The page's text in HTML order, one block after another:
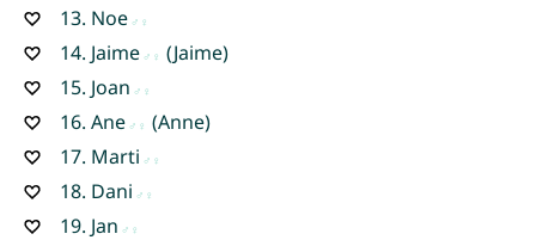
13. Noe
14. Jaime
(Jaime)
15. Joan
16. Ane
(Anne)
17. Marti
18. Dani
19. Jan